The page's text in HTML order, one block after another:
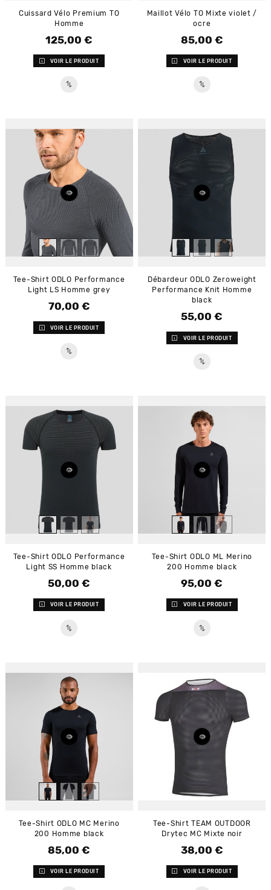
Cuissard Vélo Premium TO
Homme
Prix
125,00 €
VOIR LE PRODUIT
Maillot Vélo TO Mixte violet /
ocre
Prix
85,00 €
VOIR LE PRODUIT
Tee-Shirt ODLO Performance
Light LS Homme grey
Prix
70,00 €
VOIR LE PRODUIT
Débardeur ODLO Zeroweight
Performance Knit Homme
black
Prix
55,00 €
VOIR LE PRODUIT
Tee-Shirt ODLO Performance
Light SS Homme black
Prix
50,00 €
VOIR LE PRODUIT
Tee-Shirt ODLO ML Merino
200 Homme black
Prix
95,00 €
VOIR LE PRODUIT
Tee-Shirt ODLO MC Merino
200 Homme black
Prix
85,00 €
VOIR LE PRODUIT
Tee-Shirt TEAM OUTDOOR
Drytec MC Mixte noir
Prix
38,00 €
VOIR LE PRODUIT